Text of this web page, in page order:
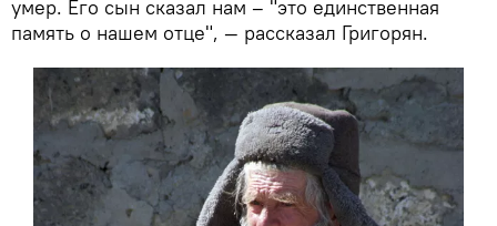
умер. Его сын сказал нам – "это единственная
память о нашем отце", — рассказал Григорян.